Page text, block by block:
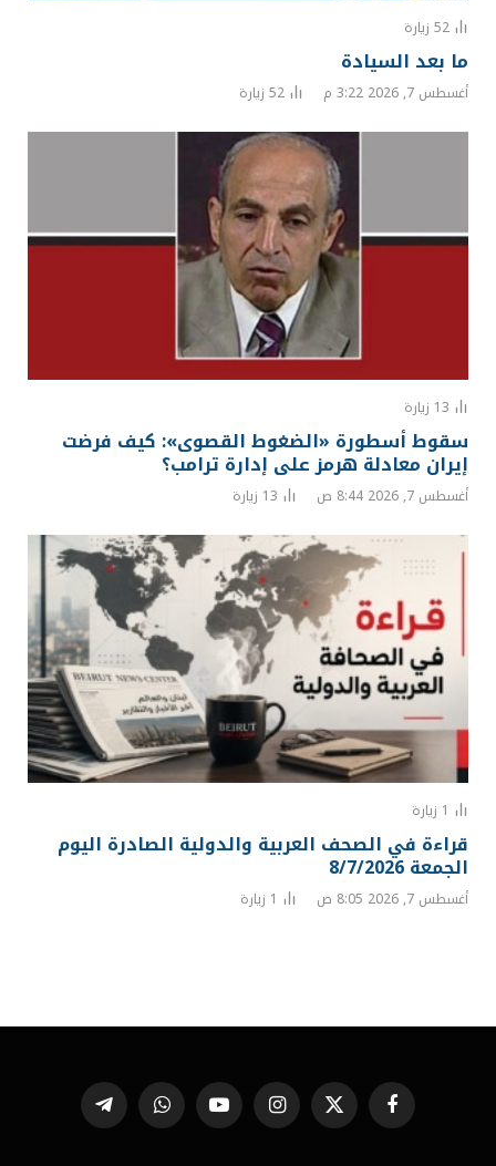
52 زيارة
ما بعد السيادة
أغسطس 7, 2026 3:22 م 52 زيارة
13 زيارة
سقوط أسطورة «الضغوط القصوى»: كيف فرضت
إيران معادلة هرمز على إدارة ترامب؟
أغسطس 7, 2026 8:44 ص 13 زيارة
1 زيارة
قراءة في الصحف العربية والدولية الصادرة اليوم
الجمعة 8/7/2026
أغسطس 7, 2026 8:05 ص 1 زيارة
فيسبوك X
(Twitter)
الانستغراميوتيوب واتساب تيلقرام